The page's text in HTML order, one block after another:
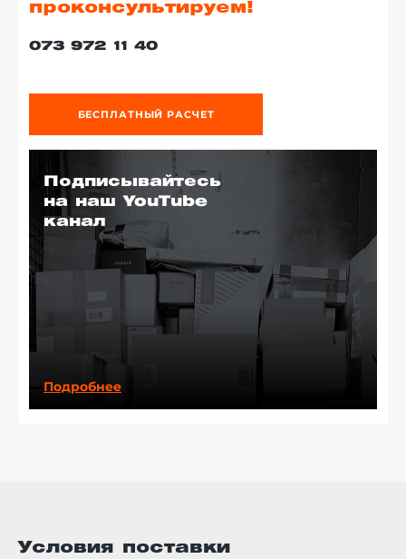
проконсультируем!
073 972 11 40
БЕСПЛАТНЫЙ РАСЧЕТ
Подписывайтесь
на наш YouTube
канал
Подробнее
Условия поставки